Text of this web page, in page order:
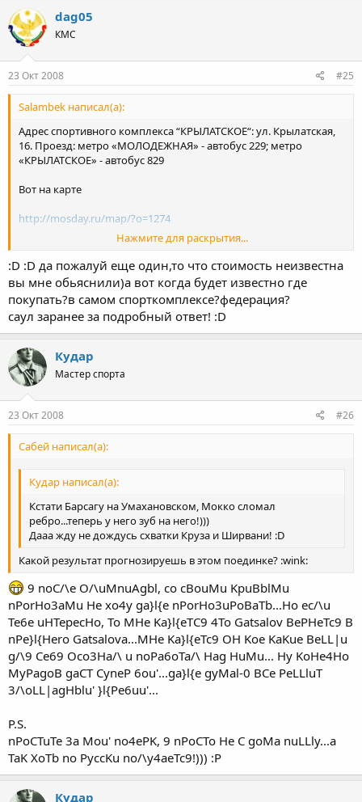
dag05
КМС
23 Окт 2008 #25
Salambek написал(а):
Адрес cпортивного комплекса “КРЫЛАТСКОЕ“: ул. Крылатская,
16. Проезд: метро «МОЛОДЕЖНАЯ» - автобус 229; метро
«КРЫЛАТСКОЕ» - автобус 829
Вот на карте
http://mosday.ru/map/?o=1274
Еще вопросы raha? 8)
Нажмите для раскрытия...
:D :D да пожалуй еще один,то что стоимость неизвестна
вы мне обьяснили)а вот когда будет известно где
покупать?в самом спорткомплексе?федерация?
саул заранее за подробный ответ! :D
Кудар
Мастер спорта
23 Окт 2008 #26
Сабей написал(а):
Кудар написал(а):
Кстати Барсагу на Умахановском, Мокко сломал
ребро...теперь у него зуб на него!)))
Дааа жду не дождусь схватки Круза и Ширвани! :D
Какой результат прогнозируешь в этом поединке? :wink:
9 noC/\e O/\uMnuAgbl, co cBouMu KpuBblMu
nPorHo3aMu He xo4y ga}l{e nPorHo3uPoBaTb...Ho ec/\u
Te6e uHTepecHo, To MHe Ka}l{eTC9 4To Gatsalov BePHeTc9 B
nPe}l{Hero Gatsalova...MHe Ka}l{eTc9 OH Koe KaKue BeLL|u
g/\9 Ce69 Oco3Ha/\ u noPa6oTa/\ Hag HuMu... Hy KoHe4Ho
MyPagoB gaCT CyneP 6ou'...ga}l{e gyMal-0 BCe PeLLluT
3/\oLL|agHblu' }l{Pe6uu'...
P.S.
nPoCTuTe 3a Mou' no4ePK, 9 nPoCTo He C goMa nuLLly...a
TaK XoTb no PyccKu no/\y4aeTc9!))) :P
Кудар